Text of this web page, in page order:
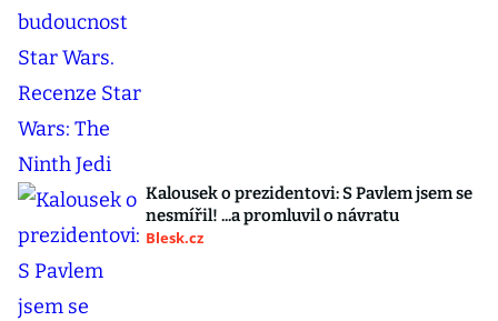
Kalousek o prezidentovi: S Pavlem jsem se
nesmířil! ...a promluvil o návratu
Blesk.cz